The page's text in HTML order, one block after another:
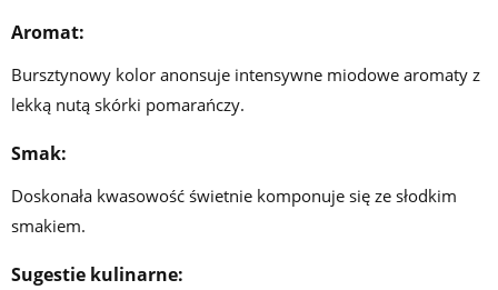
Aromat:
Bursztynowy kolor anonsuje intensywne miodowe aromaty z
lekką nutą skórki pomarańczy.
Smak:
Doskonała kwasowość świetnie komponuje się ze słodkim
smakiem.
Sugestie kulinarne: